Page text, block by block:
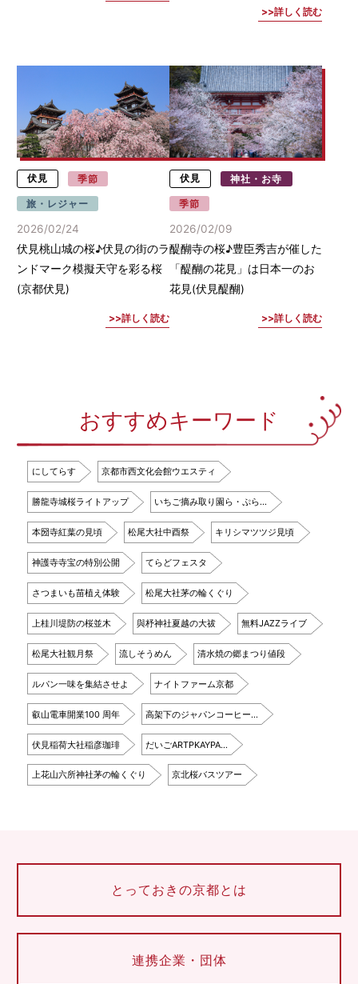
詳しく読む
伏見 季節
旅・レジャー
2026/02/24
伏見桃山城の桜♪伏見の街のラ
ンドマーク模擬天守を彩る桜
(京都伏見)
詳しく読む
伏見 神社・お寺
季節
2026/02/09
醍醐寺の桜♪豊臣秀吉が催した
「醍醐の花見」は日本一のお
花見(伏見醍醐)
詳しく読む
おすすめキーワード
にしてらす 京都市西文化会館ウエスティ
勝龍寺城桜ライトアップ いちご摘み取り園ら・ぷら…
本圀寺紅葉の見頃 松尾大社中酉祭 キリシマツツジ見頃
神護寺寺宝の特別公開 てらどフェスタ
さつまいも苗植え体験 松尾大社茅の輪くぐり
上桂川堤防の桜並木 與杼神社夏越の大祓 無料JAZZライブ
松尾大社観月祭 流しそうめん 清水焼の郷まつり値段
ルパン一味を集結させよ ナイトファーム京都
叡山電車開業100 周年 高架下のジャパンコーヒー…
伏見稲荷大社稲彦珈琲 だいごARTPKAYPA…
上花山六所神社茅の輪くぐり 京北桜バスツアー
とっておきの京都とは
連携企業・団体